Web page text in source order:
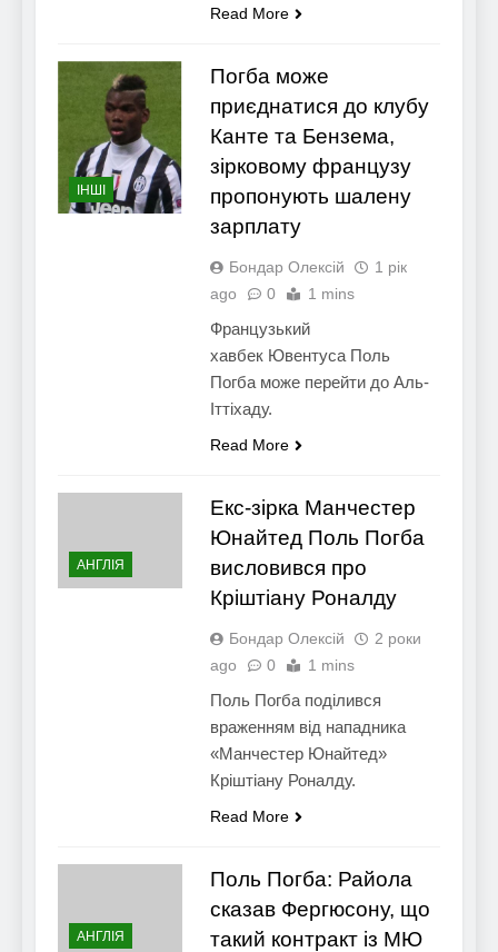
Read More
ІНШІ
Погба може
приєднатися до клубу
Канте та Бензема,
зірковому французу
пропонують шалену
зарплату
Бондар Олексій
1 рік
ago
0 1 mins
Французький
хавбек Ювентуса Поль
Погба може перейти до Аль-
Іттіхаду.
Read More
АНГЛІЯ
Екс-зірка Манчестер
Юнайтед Поль Погба
висловився про
Кріштіану Роналду
Бондар Олексій
2 роки
ago
0 1 mins
Поль Погба поділився
враженням від нападника
«Манчестер Юнайтед»
Кріштіану Роналду.
Read More
АНГЛІЯ
Поль Погба: Райола
сказав Фергюсону, що
такий контракт із МЮ